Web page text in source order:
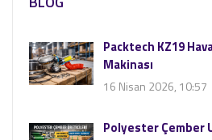
Packtech KZ19
Makinası
16 Nisan 2026, 10:57
Polyester Çember